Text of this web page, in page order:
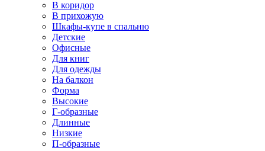
В коридор
В прихожую
Шкафы-купе в спальню
Детские
Офисные
Для книг
Для одежды
На балкон
Форма
Высокие
Г-образные
Длинные
Низкие
П-образные